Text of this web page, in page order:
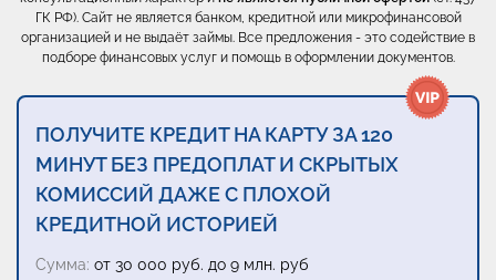
ГК РФ). Сайт не является банком, кредитной или микрофинансовой
организацией и не выдаёт займы. Все предложения - это содействие в
подборе финансовых услуг и помощь в оформлении документов.
ПОЛУЧИТЕ КРЕДИТ НА КАРТУ ЗА 120
МИНУТ БЕЗ ПРЕДОПЛАТ И СКРЫТЫХ
КОМИССИЙ ДАЖЕ С ПЛОХОЙ
КРЕДИТНОЙ ИСТОРИЕЙ
Сумма: от 30 000 руб. до 9 млн. руб